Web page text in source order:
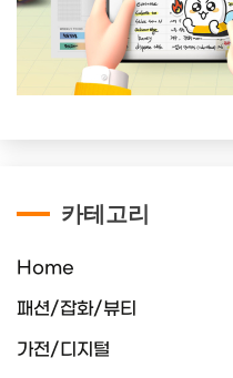
카테고리
Home
패션/잡화/뷰티
가전/디지털